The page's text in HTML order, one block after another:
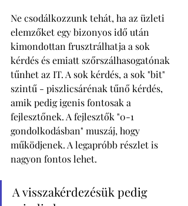
Ne csodálkozzunk tehát, ha az üzleti
elemzőket egy bizonyos idő után
kimondottan frusztrálhatja a sok
kérdés és emiatt szőrszálhasogatónak
tűnhet az IT. A sok kérdés, a sok "bit"
szintű - piszlicsárénak tűnő kérdés,
amik pedig igenis fontosak a
fejlesztőnek. A fejlesztők "0-1
gondolkodásban" muszáj, hogy
működjenek. A legapróbb részlet is
nagyon fontos lehet.
A visszakérdezésük pedig